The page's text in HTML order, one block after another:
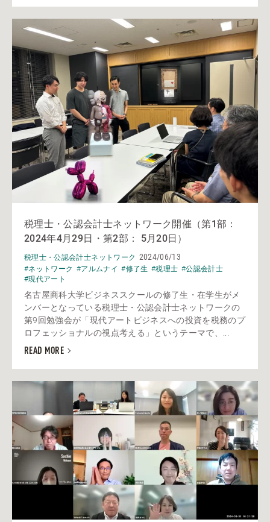
税理士・公認会計士ネットワーク開催（第1部：
2024年4月29日・第2部： 5月20日）
税理士・公認会計士ネットワーク 2024/06/13
#ネットワーク #アルムナイ #修了生 #税理士 #公認会計士
#現代アート
名古屋商科大学ビジネススクールの修了生・在学生がメ
ンバーとなっている税理士・公認会計士ネットワークの
第9回勉強会が「現代アートビジネスへの投資を税務のプ
ロフェッショナルの視点考える」というテーマで、...
READ MORE